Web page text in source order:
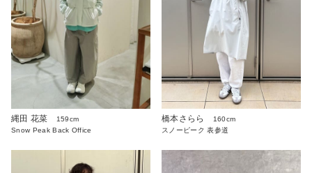
縄田 花菜
159cm
Snow Peak Back Office
橋本さらら
160cm
スノーピーク 表参道